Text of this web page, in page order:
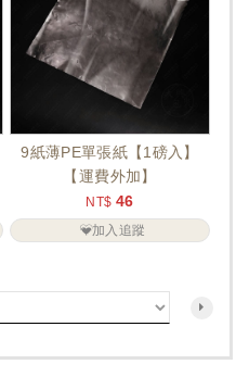
9紙薄PE單張紙【1磅入】
【運費外加】
NT$ 46
加入追蹤